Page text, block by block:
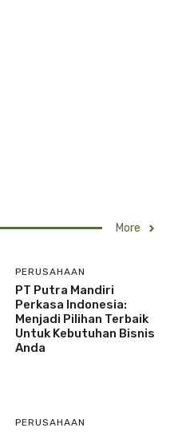
More
PERUSAHAAN
PT Putra Mandiri
Perkasa Indonesia:
Menjadi Pilihan Terbaik
Untuk Kebutuhan Bisnis
Anda
PERUSAHAAN